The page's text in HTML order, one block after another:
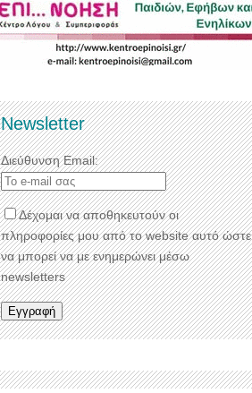
Newsletter
Διεύθυνση Email:
Δέχομαι να αποθηκευτούν οι
πληροφορίες μου από το website αυτό ώστε
να μπορεί να με ενημερώνει μέσω
newsletters